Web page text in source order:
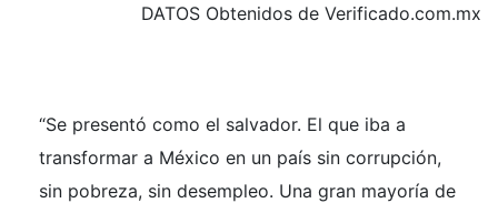
DATOS Obtenidos de Verificado.com.mx
“Se presentó como el salvador. El que iba a
transformar a México en un país sin corrupción,
sin pobreza, sin desempleo. Una gran mayoría de